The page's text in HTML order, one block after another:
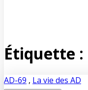
Étiquette :
AD-69 , La vie des AD